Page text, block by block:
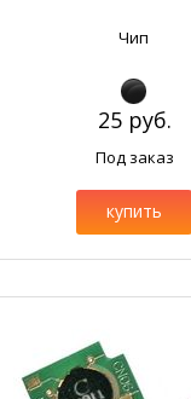
Чип
25 руб.
Под заказ
купить